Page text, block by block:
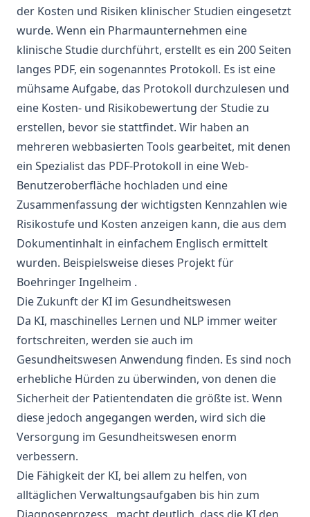
der Kosten und Risiken klinischer Studien eingesetzt
wurde. Wenn ein Pharmaunternehmen eine
klinische Studie durchführt, erstellt es ein 200 Seiten
langes PDF, ein sogenanntes Protokoll. Es ist eine
mühsame Aufgabe, das Protokoll durchzulesen und
eine Kosten- und Risikobewertung der Studie zu
erstellen, bevor sie stattfindet. Wir haben an
mehreren webbasierten Tools gearbeitet, mit denen
ein Spezialist das PDF-Protokoll in eine Web-
Benutzeroberfläche hochladen und eine
Zusammenfassung der wichtigsten Kennzahlen wie
Risikostufe und Kosten anzeigen kann, die aus dem
Dokumentinhalt in einfachem Englisch ermittelt
wurden. Beispielsweise dieses Projektfür
Boehringer Ingelheim .
Die Zukunft der KI im Gesundheitswesen
Da KI, maschinelles Lernen und NLP immer weiter
fortschreiten, werden sie auch im
Gesundheitswesen Anwendung finden. Es sind noch
erhebliche Hürden zu überwinden, von denen die
Sicherheit der Patientendaten die größte ist. Wenn
diese jedoch angegangen werden, wird sich die
Versorgung im Gesundheitswesen enorm
verbessern.
Die Fähigkeit der KI, bei allem zu helfen, von
alltäglichen Verwaltungsaufgaben bis hin zum